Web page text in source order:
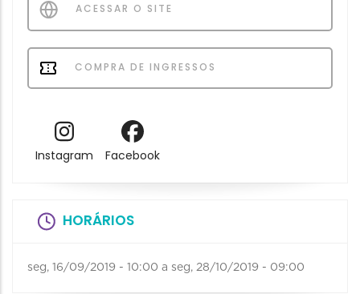
ACESSAR O SITE
COMPRA DE INGRESSOS
Instagram Facebook
HORÁRIOS
seg, 16/09/2019 - 10:00 a seg, 28/10/2019 - 09:00